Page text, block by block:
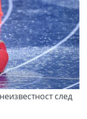
след